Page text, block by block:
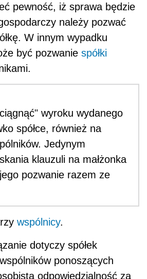
pewność, iż sprawa będzie
należy pozwać
W innym wypadku
być pozwanie spółki
wyroku wydanego
spółce, również na
Jedynym
klauzuli na małżonka
pozwanie razem ze
wspólnicy.
dotyczy spółek
ponoszących
odpowiedzialność za